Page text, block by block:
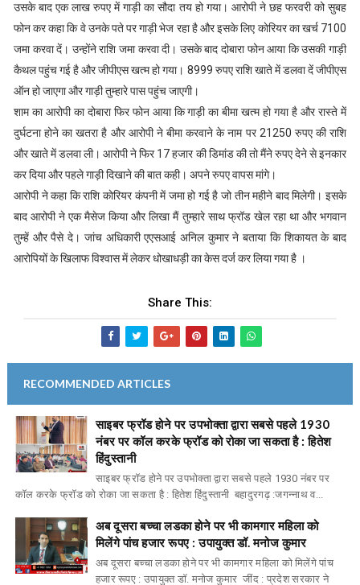
उसके बाद एक लाख रुपए में गाड़ी का सौदा तय हो गया। आरोपी ने छह फरवरी को सुबह
फोन कर कहा कि वे उनके पते पर गाड़ी भेज रहा है और इसके लिए काेरियर का खर्च 7100
जमा करवा दें। उन्होंने राशि जमा करवा दी। उसके बाद दोबारा फोन आया कि उसकी गाड़ी
कैथल पहुंच गई है और जीपीएस खत्म हो गया। 8999 रुपए राशि खाते में डलवा दें जीपीएस
ऑन हो जाएगा और गाड़ी तुम्हारे पास पहुंच जाएगी।
शाम का आरोपी का दोबारा फिर फोन आया कि गाड़ी का बीमा खत्म हो गया है और रास्ते में
दुर्घटना होने का खतरा है और आरोपी ने बीमा करवाने के नाम पर 21250 रुपए की राशि
और खाते में डलवा ली। आरोपी ने फिर 17 हजार की डिमांड की तो मैंने रुपए देने से इनकार
कर दिया और पहले गाड़ी दिखाने की बात कही। अपने रुपए वापस मांगे।
आरोपी ने कहा कि राशि काेरियर कंपनी में जमा हो गई है जो तीन महीने बाद मिलेगी। इसके
बाद आरोपी ने एक मैसेज किया और लिखा मैं तुम्हारे साथ फ्रॉड खेल रहा था और भगवान
तुम्हें और पैसे दे। जांच अधिकारी एएसआई अनिल कुमार ने बताया कि शिकायत के बाद
आरोपियों के खिलाफ विश्वास में लेकर धोखाधड़ी का केस दर्ज कर लिया गया है ।
Share This:
RECOMMENDED ARTICLES
साइबर फ्रॉड होने पर उपभोक्ता द्वारा सबसे पहले 1930
नंबर पर कॉल करके फ्रॉड को रोका जा सकता है : हितेश
हिंदुस्तानी
साइबर फ्रॉड होने पर उपभोक्ता द्वारा सबसे पहले 1930 नंबर पर
कॉल करके फ्रॉड को रोका जा सकता है : हितेश हिंदुस्तानी बहादुरगढ़ :जगन्नाथ व...
अब दूसरा बच्चा लडका होने पर भी कामगार महिला को
मिलेंगे पांच हजार रूपए : उपायुक्त डॉ. मनोज कुमार
अब दूसरा बच्चा लडका होने पर भी कामगार महिला को मिलेंगे पांच
हजार रूपए : उपायुक्त डॉ. मनोज कुमार जींद : प्रदेश सरकार ने